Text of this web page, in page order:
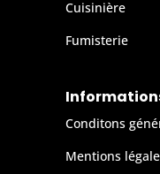
Cuisinière
Fumisterie
Conditons
Mentions